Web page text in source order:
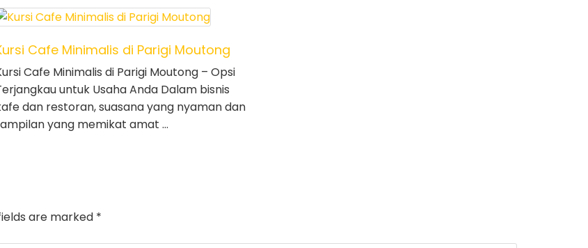
Cafe Minimalis di Parigi Moutong
Cafe Minimalis di Parigi Moutong – Opsi
untuk Usaha Anda Dalam bisnis
dan restoran, suasana yang nyaman dan
yang memikat amat …
are marked *